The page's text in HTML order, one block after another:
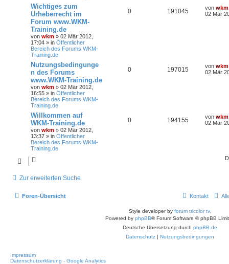
Wichtiges zum
Urheberrecht im
Forum www.WKM-
Training.de
von wkm » 02 Mär 2012,
17:04 » in Öffentlicher
Bereich des Forums WKM-
Training.de
0 191045 von wkm
02 Mär
Nutzungsbedingunge
n des Forums
www.WKM-Training.de
von wkm » 02 Mär 2012,
16:55 » in Öffentlicher
Bereich des Forums WKM-
Training.de
0 197015 von wkm
02 Mär
Willkommen auf
WKM-Training.de
von wkm » 02 Mär 2012,
13:37 » in Öffentlicher
Bereich des Forums WKM-
Training.de
0 194155 von wkm
02 Mär
Zur erweiterten Suche
Foren-Übersicht Kontakt
Style developer by forum tricolor tv,
Powered by phpBB® Forum Software © phpBB
Deutsche Übersetzung durch phpBB.de
Datenschutz | Nutzungsbedingungen
Impressum
Datenschutzerklärung - Google Analytics